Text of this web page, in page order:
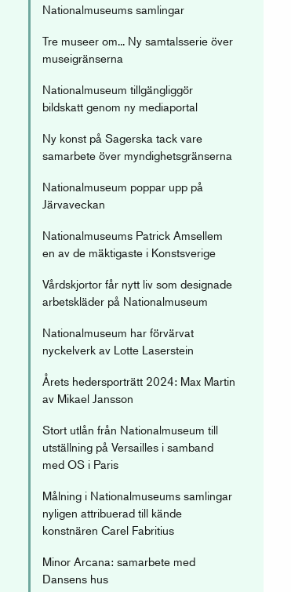
Nationalmuseums samlingar
Tre museer om... Ny samtalsserie över
museigränserna
Nationalmuseum tillgängliggör
bildskatt genom ny mediaportal
Ny konst på Sagerska tack vare
samarbete över myndighetsgränserna
Nationalmuseum poppar upp på
Järvaveckan
Nationalmuseums Patrick Amsellem
en av de mäktigaste i Konstsverige
Vårdskjortor får nytt liv som designade
arbetskläder på Nationalmuseum
Nationalmuseum har förvärvat
nyckelverk av Lotte Laserstein
Årets hedersporträtt 2024: Max Martin
av Mikael Jansson
Stort utlån från Nationalmuseum till
utställning på Versailles i samband
med OS i Paris
Målning i Nationalmuseums samlingar
nyligen attribuerad till kände
konstnären Carel Fabritius
Minor Arcana: samarbete med
Dansens hus